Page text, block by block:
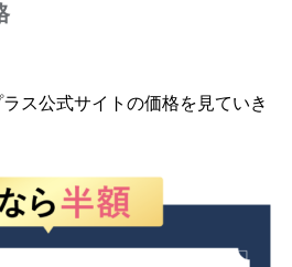
ス公式サイトの価格を見ていき